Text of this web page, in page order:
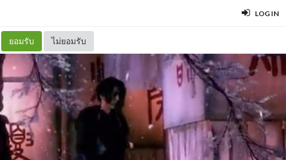
LOG IN
ยอมรับ ไม่ยอมรับ